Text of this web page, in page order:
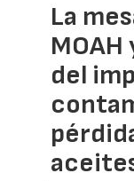
La
del